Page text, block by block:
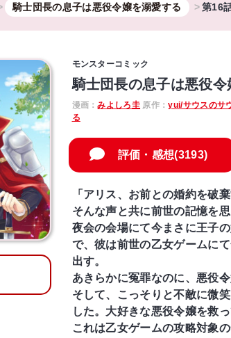
騎士団長の息子は悪役令嬢を溺愛する 第16
モンスターコミック
騎士団長の息子は悪役令
漫画：みよしろ圭 原作：yui/サウスのサ
る
評価・感想(3193)
「アリス、お前との婚約を破棄
そんな声と共に前世の記憶を
夜会の会場にて今まさに王子
で、彼は前世の乙女ゲームに
出す。
あきらかに冤罪なのに、悪役
そして、こっそりと不敵に微
した。大好きな悪役令嬢を救
これは乙女ゲームの攻略対象